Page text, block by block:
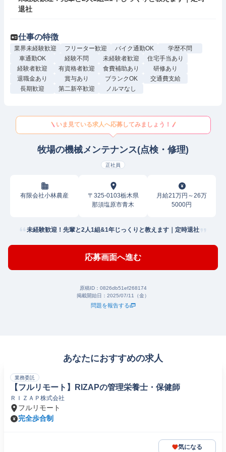
退社
仕事の特徴
業界未経験歓迎 フリーター歓迎 バイク通勤OK
学歴不問
車通勤OK
経験不問 未経験者歓迎
住宅手当あり
経験者歓迎
有資格者歓迎 食費補助あり
研修あり
退職金あり
賞与あり ブランクOK
交通費支給
長期歓迎
第二新卒歓迎 ノルマなし
いま見ている求人へ応募してみましょう！
牧場の機械メンテナンス(点検・修理)
正社員
有限会社小林農産
〒325-0103栃木県
那須塩原市青木
月給21万円～26万
5000円
未経験歓迎！先輩と2人1組&1年じっくりと教えます｜定時退社
応募画面へ進む
原稿ID： 0826db51ef268174
掲載開始日： 2025/07/11（金）
問題を報告する
あなたにおすすめの求人
業務委託
【フルリモート】RIZAPの管理栄養士・保健師
ＲＩＺＡＰ株式会社
フルリモート
完全歩合制
気になる